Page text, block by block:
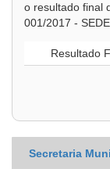
o resultado final
001/2017 -
Resultado
Secretaria